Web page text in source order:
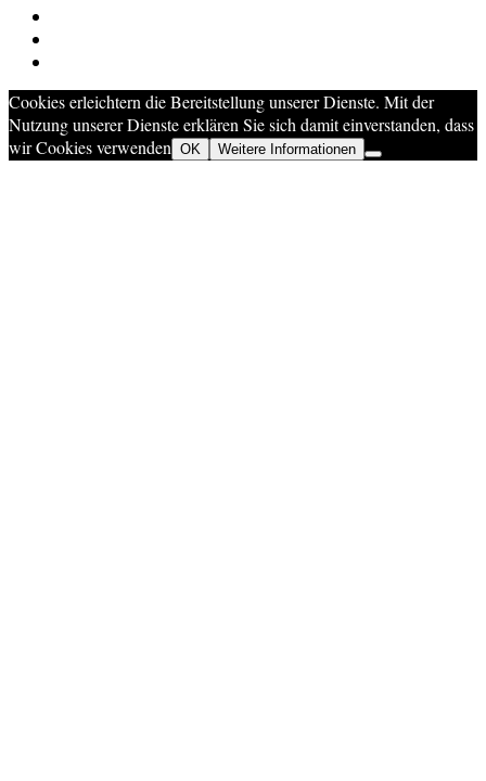
Cookies erleichtern die Bereitstellung unserer Dienste. Mit der
Nutzung unserer Dienste erklären Sie sich damit einverstanden, dass
wir Cookies verwenden OK Weitere Informationen